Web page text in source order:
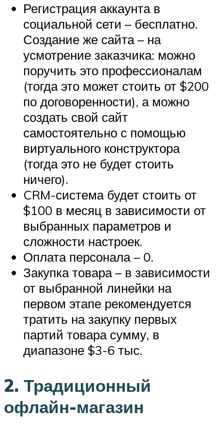
Регистрация аккаунта в
социальной сети – бесплатно.
Создание же сайта – на
усмотрение заказчика: можно
поручить это профессионалам
(тогда это может стоить от $200
по договоренности), а можно
создать свой сайт
самостоятельно с помощью
виртуального конструктора
(тогда это не будет стоить
ничего).
CRM-система будет стоить от
$100 в месяц в зависимости от
выбранных параметров и
сложности настроек.
Оплата персонала – 0.
Закупка товара – в зависимости
от выбранной линейки на
первом этапе рекомендуется
тратить на закупку первых
партий товара сумму, в
диапазоне $3-6 тыс.
2. Традиционный
офлайн-магазин